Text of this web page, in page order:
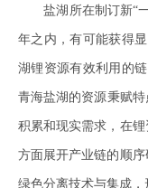
盐湖所在制订新“一
年之内，有可能获得
湖锂资源有效利用的
青海盐湖的资源秉赋
积累和现实需求，在
方面展开产业链的顺
绿色分离技术与集成，